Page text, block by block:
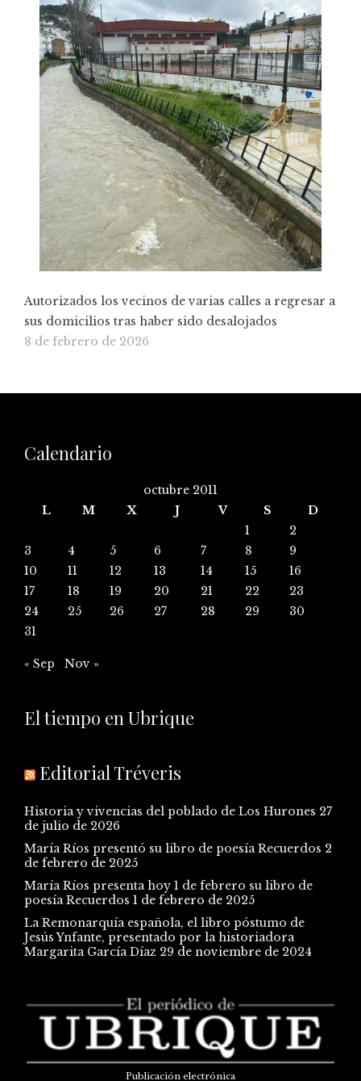
Autorizados los vecinos de varias calles a regresar a
sus domicilios tras haber sido desalojados
8 de febrero de 2026
Calendario
octubre 2011
L
M X J V S
D
1
2
3
4 5 6 7 8
9
10
11 12 13 14 15
16
17
18 19 20 21 22
23
24
25 26 27 28 29
30
31
« Sep Nov »
El tiempo en Ubrique
Editorial Tréveris
Historia y vivencias del poblado de Los Hurones 27
de julio de 2026
María Ríos presentó su libro de poesía Recuerdos 2
de febrero de 2025
María Ríos presenta hoy 1 de febrero su libro de
poesía Recuerdos 1 de febrero de 2025
La Remonarquía española, el libro póstumo de
Jesús Ynfante, presentado por la historiadora
Margarita García Díaz 29 de noviembre de 2024
Publicación electrónica